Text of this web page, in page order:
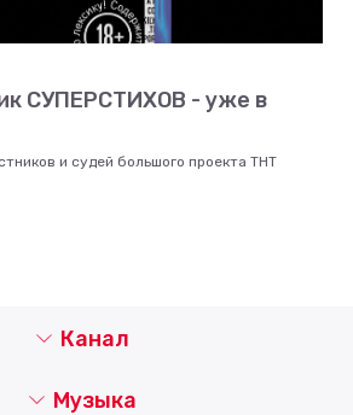
СУПЕРСТИХОВ - уже в
и судей большого проекта ТНТ
Канал
Музыка